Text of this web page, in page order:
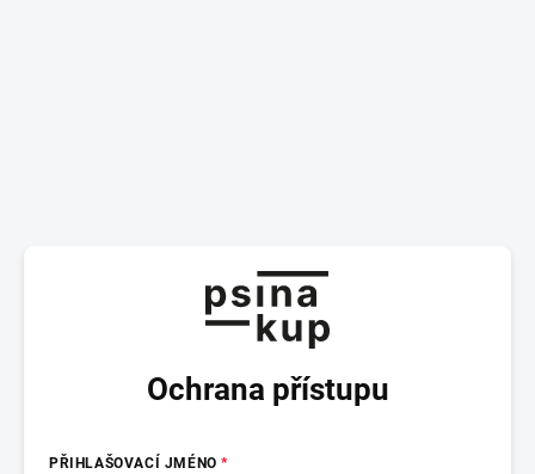
Ochrana přístupu
PŘIHLAŠOVACÍ JMÉNO